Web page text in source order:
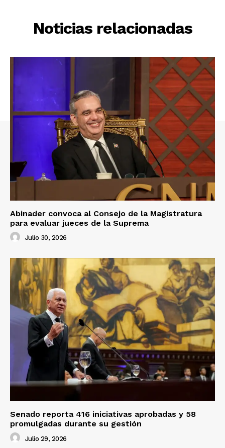
Noticias relacionadas
Abinader convoca al Consejo de la Magistratura
para evaluar jueces de la Suprema
Julio 30, 2026
Senado reporta 416 iniciativas aprobadas y 58
promulgadas durante su gestión
Julio 29, 2026